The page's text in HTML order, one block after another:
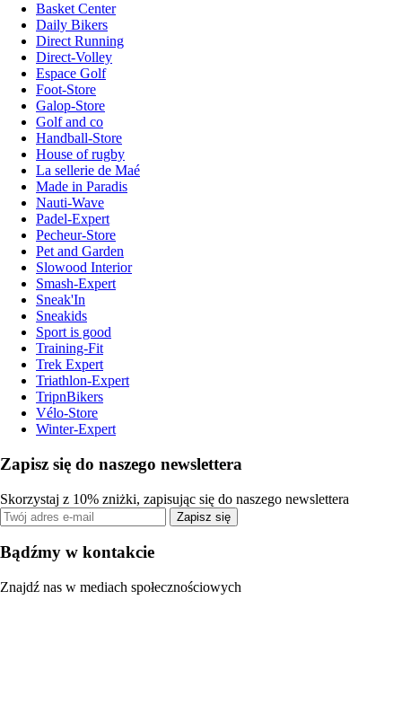
Basket Center
Daily Bikers
Direct Running
Direct-Volley
Espace Golf
Foot-Store
Galop-Store
Golf and co
Handball-Store
House of rugby
La sellerie de Maé
Made in Paradis
Nauti-Wave
Padel-Expert
Pecheur-Store
Pet and Garden
Slowood Interior
Smash-Expert
Sneak'In
Sneakids
Sport is good
Training-Fit
Trek Expert
Triathlon-Expert
TripnBikers
Vélo-Store
Winter-Expert
Zapisz się do naszego newslettera
Skorzystaj z 10% zniżki, zapisując się do naszego newslettera
Zapisz się
Bądźmy w kontakcie
Znajdź nas w mediach społecznościowych